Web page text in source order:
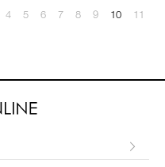
4 5 6 7 8 9 10 11